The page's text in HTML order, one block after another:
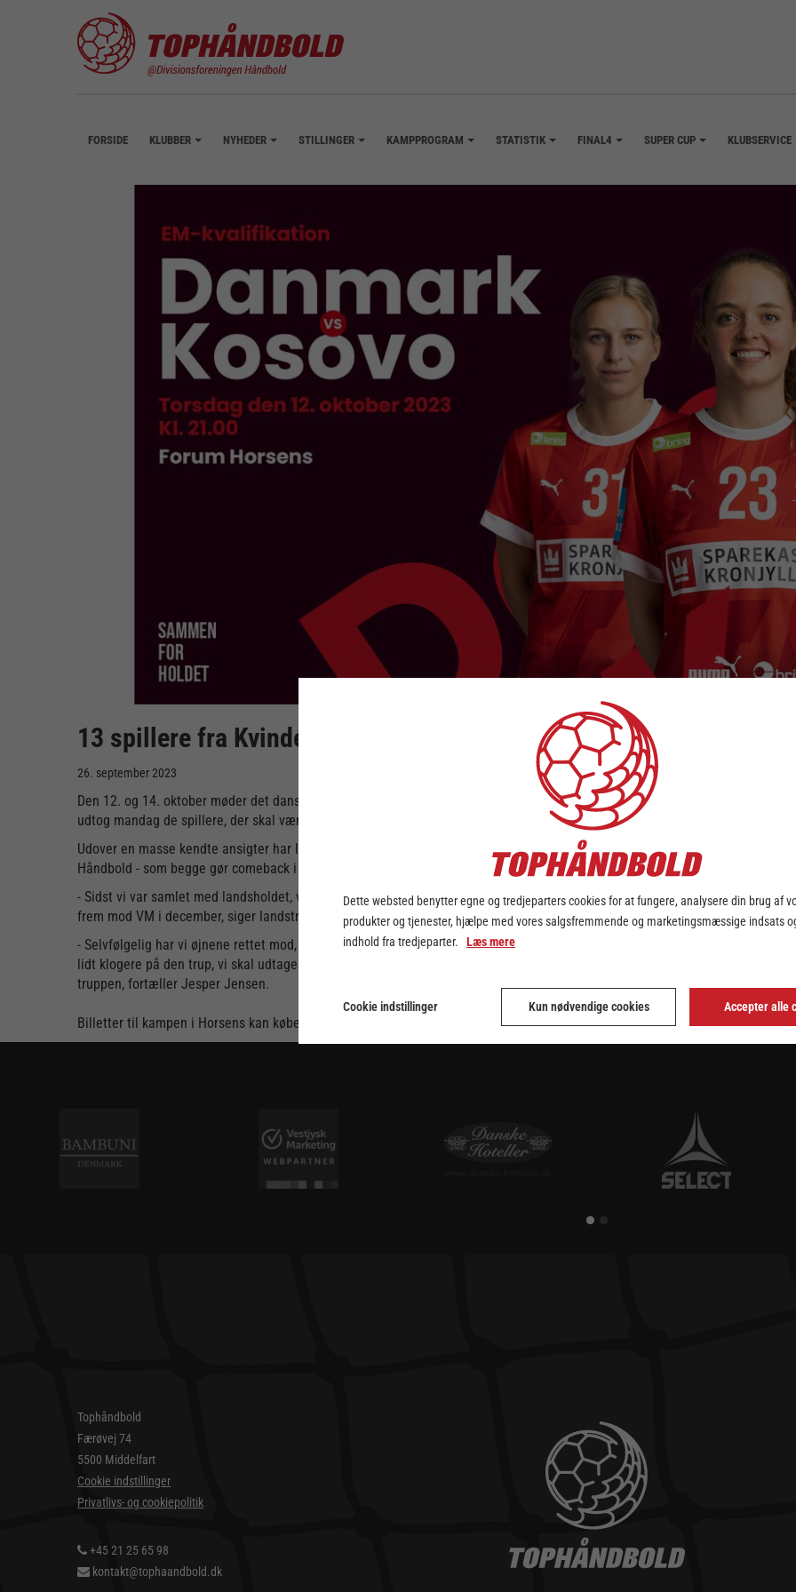
FORSIDE KLUBBER NYHEDER STILLINGER KAMPPROGRAM STATISTIK FINAL4 SUPER CUP KLUBSERVICE
13 spillere fra Kvindeligaen udtaget til Kvindelandsholdets trup
26. september 2023
Den 12. og 14. oktober møder det danske kvindelandshold Kosovo i de første to kvalifikationskampe frem mod EM 2024 i
udtog mandag de spillere, der skal være med til at sikre to danske sejre og blandt de i alt 19 udtagne spillere er 13 fra
Udover en masse kendte ansigter har landstræner Jesper Jensen også fundet plads til blandt andre bagspilleren Helena
Håndbold - som begge gør comeback i landsholdslejren - samt Alberte Kielstrup Madsen fra Nykøbing-Falster Håndbold, der
- Sidst vi var samlet med landsholdet, var helt tilbage i april, så jeg glæder mig selvfølgelig til at være tilbage i
frem mod VM i december, siger landstræner Jesper Jensen og fortsætter:
- Selvfølgelig har vi øjnene rettet mod, at vi skal have fire point i de to kampe og tage et stort skridt mod kvalifikationen til
lidt klogere på den trup, vi skal udtage til VM. Ikke fordi, at de her to kampe er altafgørende, men vi vil gerne prøve lidt
truppen, fortæller Jesper Jensen.
Billetter til kampen i Horsens kan købes
Tophåndbold
Færøvej 74
5500 Middelfart
Cookie indstillinger
Privatlivs- og cookiepolitik
+45 21 25 65 98
kontakt@tophaandbold.dk
Dette websted benytter egne og tredjeparters cookies for at fungere, analysere din brug af
produkter og tjenester, hjælpe med vores salgsfremmende og marketingsmæssige indsats
indhold fra tredjeparter. Læs mere
Cookie indstillinger Kun nødvendige cookies Accepter alle